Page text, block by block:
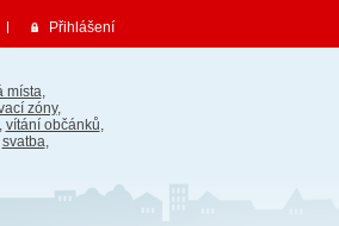
Přihlášení
místa,
zóny,
vítání občánků,
svatba,